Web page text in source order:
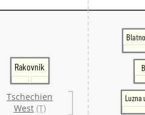
Rakovnik
Tschechien
West (T)